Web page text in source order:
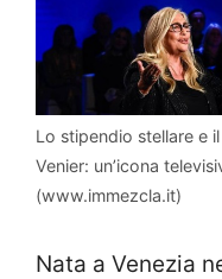
Lo stipendio stellare e
Venier: un’icona
(www.immezcla.it)
Nata a Venezia